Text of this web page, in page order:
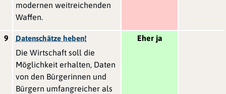
modernen weitreichenden
Waffen.
9 Datenschätze heben!
Die Wirtschaft soll die
Möglichkeit erhalten, Daten
von den Bürgerinnen und
Bürgern umfangreicher als
Eher ja